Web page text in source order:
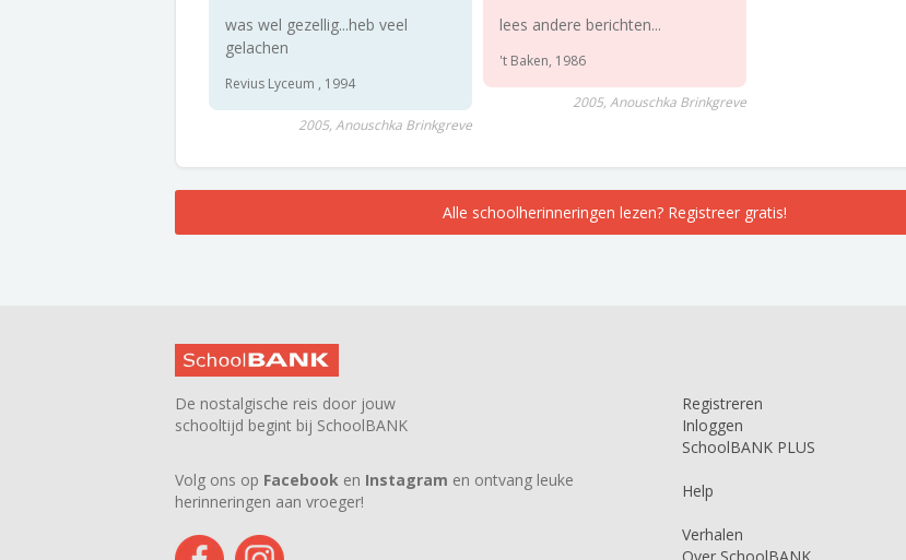
was wel gezellig...heb veel
gelachen
Revius Lyceum , 1994
2005, Anouschka Brinkgreve
lees andere berichten...
't Baken, 1986
2005, Anouschka Brinkgreve
Alle schoolherinneringen lezen? Registreer gratis!
De nostalgische reis door jouw
schooltijd begint bij SchoolBANK
Volg ons op Facebook en Instagram en ontvang leuke
herinneringen aan vroeger!
Registreren
Inloggen
SchoolBANK PLUS
Help
Verhalen